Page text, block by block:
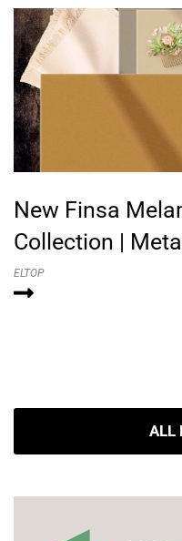
New Finsa
Collection |
ELTOP
ALL